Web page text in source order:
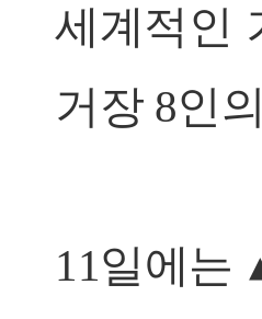
세계적인
거장 8인
11일에는